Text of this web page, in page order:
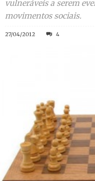
vulneráveis a serem
movimentos sociais.
27/04/2012 4